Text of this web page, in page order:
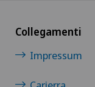
Collegamenti
Impressum